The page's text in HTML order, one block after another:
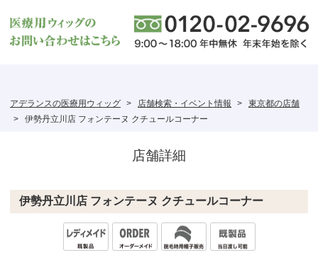
アデランスの医療用ウィッグ 店舗検索・イベント情報
東京都の店舗
伊勢丹立川店 フォンテーヌ クチュールコーナー
店舗詳細
伊勢丹立川店 フォンテーヌ クチュールコーナー